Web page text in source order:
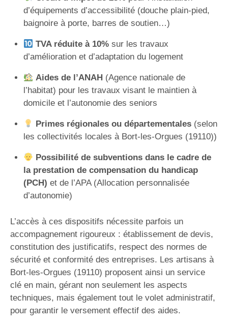
d’équipements d’accessibilité (douche plain-pied,
baignoire à porte, barres de soutien…)
TVA réduite à 10%sur les travaux
d’amélioration et d’adaptation du logement
Aides de l’ANAH (Agence nationale de
l’habitat) pour les travaux visant le maintien à
domicile et l’autonomie des seniors
Primes régionales ou départementales(selon
les collectivités locales à Bort-les-Orgues (19110))
Possibilité de subventions dans le cadre de
la prestation de compensation du handicap
(PCH) et de l’APA (Allocation personnalisée
d’autonomie)
L’accès à ces dispositifs nécessite parfois un
accompagnement rigoureux : établissement de devis,
constitution des justificatifs, respect des normes de
sécurité et conformité des entreprises. Les artisans à
Bort-les-Orgues (19110) proposent ainsi un service
clé en main, gérant non seulement les aspects
techniques, mais également tout le volet administratif,
pour garantir le versement effectif des aides.